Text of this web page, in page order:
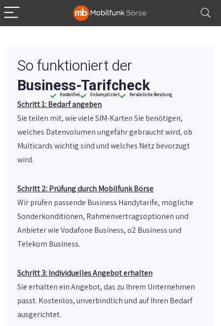
So funktioniert der
Business-Tarifcheck
Kostenfrei Unkompliziert Persönliche Beratung
Schritt 1: Bedarf angeben
Sie teilen mit, wie viele SIM-Karten Sie benötigen,
welches Datenvolumen ungefähr gebraucht wird, ob
Multicards wichtig sind und welches Netz bevorzugt
wird.
Schritt 2: Prüfung durch Mobilfunk Börse
Wir prüfen passende Business Handytarife, mögliche
Sonderkonditionen, Rahmenvertragsoptionen und
Anbieter wie Vodafone Business, o2 Business und
Telekom Business.
Schritt 3: Individuelles Angebot erhalten
Sie erhalten ein Angebot, das zu Ihrem Unternehmen
passt. Kostenlos, unverbindlich und auf Ihren Bedarf
ausgerichtet.